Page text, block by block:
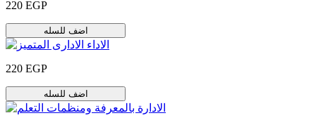
220 EGP
اضف للسله
220 EGP
اضف للسله